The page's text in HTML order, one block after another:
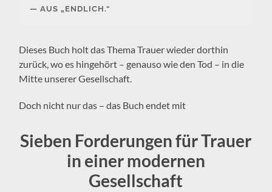
AUS „ENDLICH.“
Dieses Buch holt das Thema Trauer wieder dorthin
zurück, wo es hingehört – genauso wie den Tod – in die
Mitte unserer Gesellschaft.
Doch nicht nur das – das Buch endet mit
Sieben Forderungen für Trauer
in einermodernen
Gesellschaft